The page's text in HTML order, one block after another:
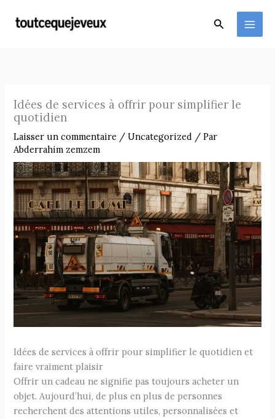
Rechercher
Idées de services à offrir pour simplifier le
quotidien
Laisser un commentaire /Uncategorized / Par
Abderrahim zemzem
Idées de services à offrir pour simplifier le quotidien et
faire vraiment plaisir
Offrir un cadeau ne signifie pas toujours acheter un
objet. Aujourd’hui, de plus en plus de personnes
recherchent des attentions utiles, personnalisées et